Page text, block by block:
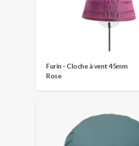
Furin - Cloche à vent 45mm
Rose